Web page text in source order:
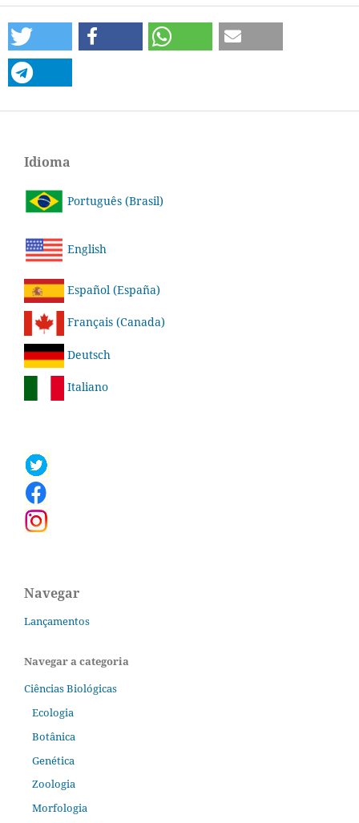
Idioma
Português (Brasil)
English
Español (España)
Français (Canada)
Deutsch
Italiano
Navegar
Lançamentos
Navegar a categoria
Ciências Biológicas
Ecologia
Botânica
Genética
Zoologia
Morfologia